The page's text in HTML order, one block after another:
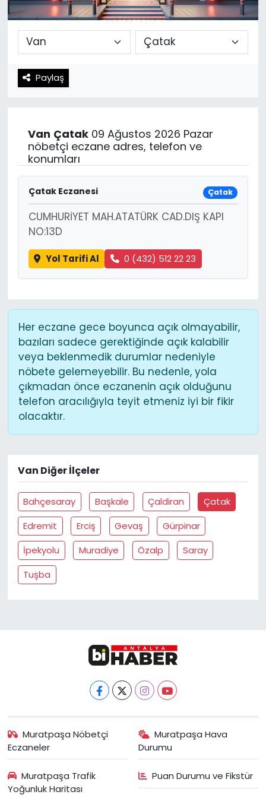
Paylaş
Van Çatak09 Ağustos 2026 Pazar
nöbetçi eczane adres, telefon ve
konumları
Çatak Eczanesi Çatak
CUMHURİYET MAH.ATATÜRK CAD.DIŞ KAPI
NO:13D
Yol Tarifi Al 0 (432) 512 22 23
Her eczane gece boyunca açık olmayabilir,
bazıları sadece gerektiğinde açık kalabilir
veya beklenmedik durumlar nedeniyle
nöbete gelemeyebilir. Bu nedenle, yola
çıkmadan önce eczanenin açık olduğunu
telefon aracılığıyla teyit etmeniz iyi bir fikir
olacaktır.
Van Diğer İlçeler
Bahçesaray Başkale Çaldiran
Çatak
Edremit
Erciş Gevaş
Gürpinar
İpekyolu
Muradiye Özalp
Saray
Tuşba
Muratpaşa Nöbetçi
Eczaneler
Muratpaşa Hava
Durumu
Muratpaşa Trafik
Yoğunluk Haritası
Puan Durumu ve Fikstür
Spor
Teknoloji
Resmi İlanlar
Teknoloji
Yaşam
Künye
İletişim